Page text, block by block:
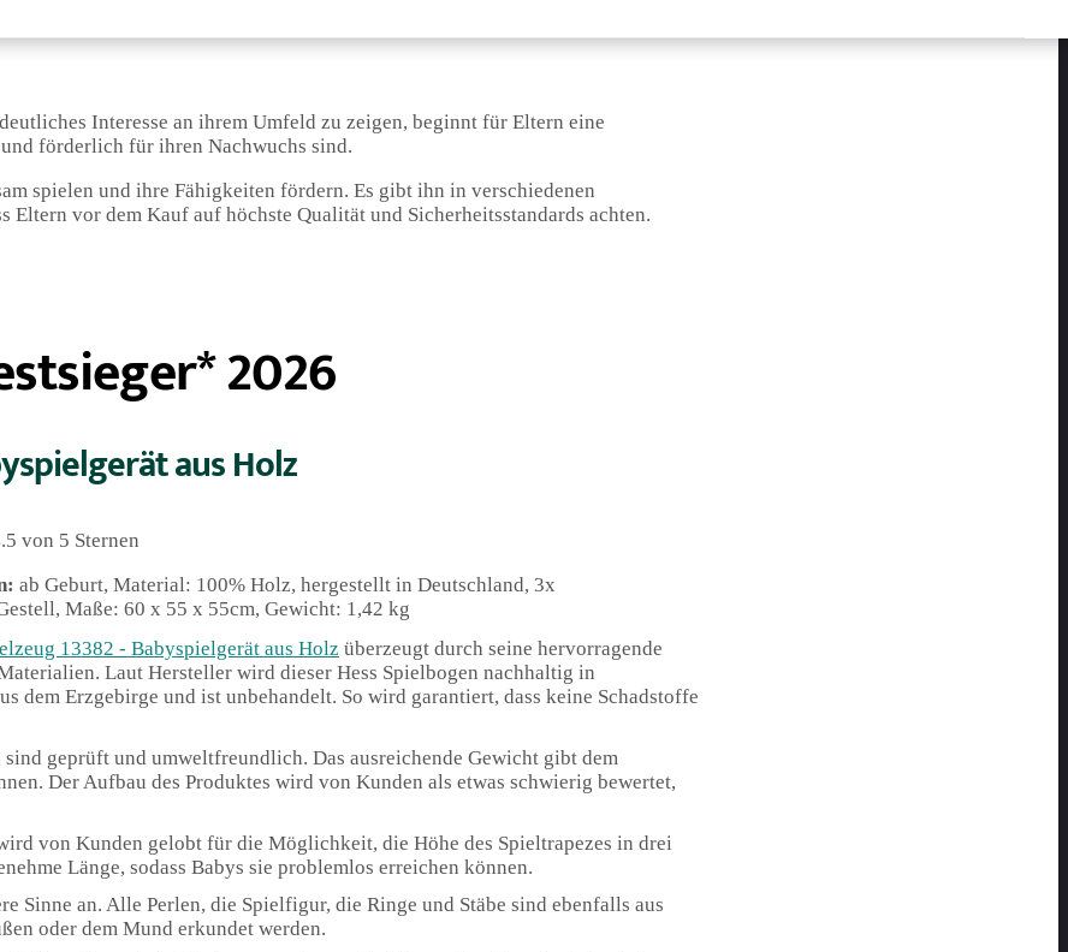
Interesse an ihrem Umfeld zu zeigen, beginnt für Eltern eine
förderlich für ihren Nachwuchs sind.
spielen und ihre Fähigkeiten fördern. Es gibt ihn in verschiedenen
vor dem Kauf auf höchste Qualität und Sicherheitsstandards achten.
2026
aus Holz
von 5 Sternen
ab Geburt, Material: 100% Holz, hergestellt in Deutschland, 3x
Maße: 60 x 55 x 55cm, Gewicht: 1,42 kg
13382 - Babyspielgerät aus Holz überzeugt durch seine hervorragende
Laut Hersteller wird dieser Hess Spielbogen nachhaltig in
dem Erzgebirge und ist unbehandelt. So wird garantiert, dass keine Schadstoffe
geprüft und umweltfreundlich. Das ausreichende Gewicht gibt dem
Der Aufbau des Produktes wird von Kunden als etwas schwierig bewertet,
von Kunden gelobt für die Möglichkeit, die Höhe des Spieltrapezes in drei
Länge, sodass Babys sie problemlos erreichen können.
Sinne an. Alle Perlen, die Spielfigur, die Ringe und Stäbe sind ebenfalls aus
oder dem Mund erkundet werden.